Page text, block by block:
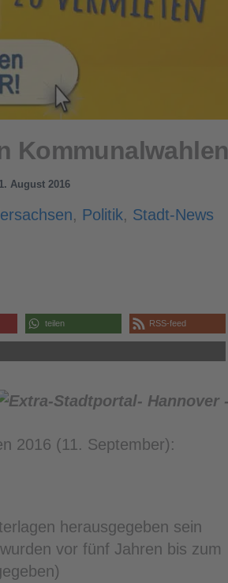
Kommunalwahlen
August 2016
, Politik, Stadt-News
teilen RSS-feed
2016 (11. September):
herausgegeben sein
vor fünf Jahren bis zum